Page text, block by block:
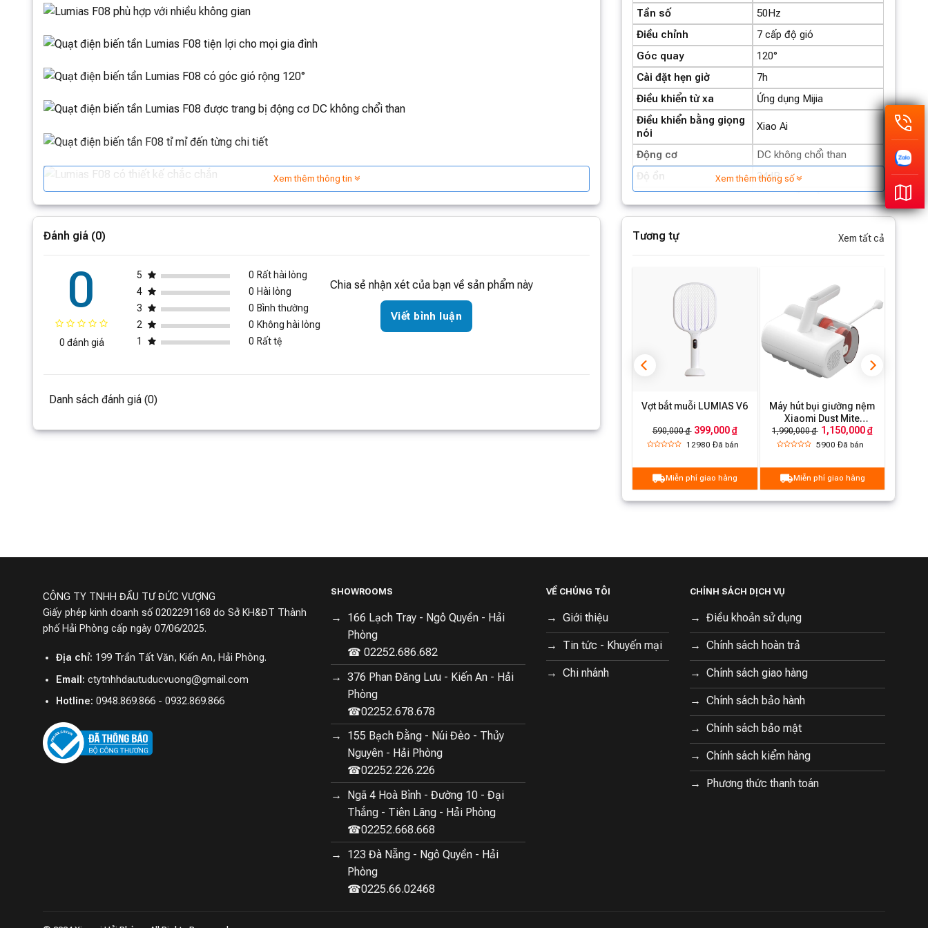
Xem thêm thông tin
Tần số
50Hz
Điều chỉnh
7 cấp độ gió
Góc quay
120°
Cài đặt hẹn giờ
7h
Điều khiển từ xa
Ứng dụng Mijia
Điều khiển bằng giọng
nói
Xiao Ai
Động cơ
DC không chổi than
Độ ồn
34dB
Phụ kiện
Điều khiển từ xa
Pin điều khiển (1 viên)
Kích thước sản phẩm
466x357x809~1007mm
Kích thước đóng gói
713x195x483mm
Thương hiệu
Mô tả sản phẩmChi tiết sản phẩm
Xem thêm thông số
Đánh giá (0)
0
0 đánh giá
5 0 Rất hài lòng
4
0 Hài lòng
3
0 Bình thường
2
0 Không hài lòng
1
0 Rất tệ
Chia sẻ nhận xét của bạn về sản phẩm này
Viết bình luận
Danh sách đánh giá (0)
Tương tự Xem tất cả
Vợt bắt muỗi LUMIAS V6
590,000 ₫ 399,000 ₫
12980 Đã bán
Miễn phí giao hàng
Máy hút bụi giường nệm
Xiaomi Dust Mite
Vacuum Cleaner EU
(BHR8276EU)
1,990,000 ₫ 1,150,000 ₫
5900 Đã bán
Miễn phí giao hàng
Máy cắt lông quần áo có
LFS-168 Pro
700,000 ₫ 490,000 ₫ 450,000 ₫ 229,000 ₫ 690,000 ₫ 359,000 ₫ 4,590,000 ₫ 3,490,000 ₫
CÔNG TY TNHH ĐẦU TƯ ĐỨC VƯỢNG
Giấy phép kinh doanh số 0202291168 do Sở KH&ĐT Thành
phố Hải Phòng cấp ngày 07/06/2025.
Địa chỉ: 199 Trần Tất Văn, Kiến An, Hải Phòng.
Email: ctytnhhdautuducvuong@gmail.com
Hotline: 0948.869.866 - 0932.869.866
SHOWROOMS
166 Lạch Tray - Ngô Quyền - Hải
Phòng
☎ 02252.686.682
376 Phan Đăng Lưu - Kiến An - Hải
Phòng
☎02252.678.678
155 Bạch Đằng - Núi Đèo - Thủy
Nguyên - Hải Phòng
☎02252.226.226
Ngã 4 Hoà Bình - Đường 10 - Đại
Thắng - Tiên Lãng - Hải Phòng
☎02252.668.668
123 Đà Nẵng - Ngô Quyền - Hải
Phòng
☎0225.66.02468
VỀ CHÚNG TÔI
Giới thiệu
Tin tức - Khuyến mại
Chi nhánh
CHÍNH SÁCH DỊCH VỤ
Điều khoản sử dụng
Chính sách hoàn trả
Chính sách giao hàng
Chính sách bảo hành
Chính sách bảo mật
Chính sách kiểm hàng
Phương thức thanh toán